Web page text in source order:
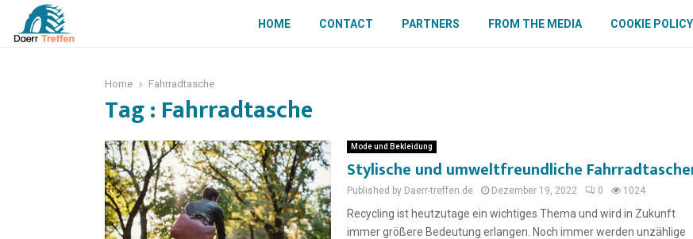
HOME CONTACT PARTNERS FROM THE MEDIA COOKIE
Home Fahrradtasche
Tag : Fahrradtasche
Mode und Bekleidung
Stylische und umweltfreundliche
Published by Daerr-treffen.de Dezember 19, 2022 0 1024
Recycling ist heutzutage ein wichtiges Thema und wird in Zukunft
immer größere Bedeutung erlangen. Noch immer werden unzählige